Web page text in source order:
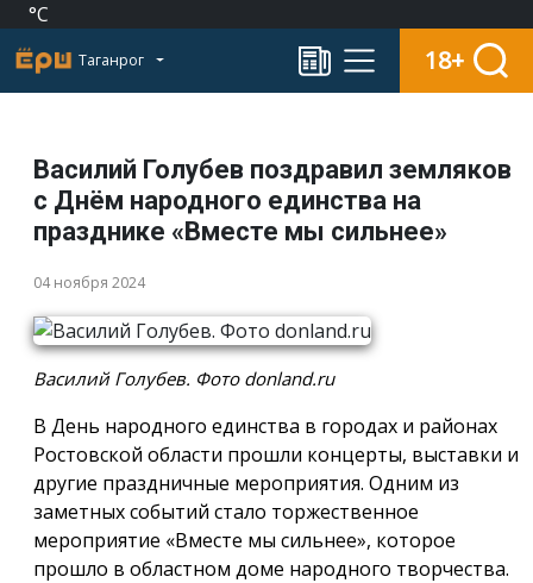
°C
Таганрог 18+
Василий Голубев поздравил земляков
с Днём народного единства на
празднике «Вместе мы сильнее»
04 ноября 2024
Василий Голубев. Фото donland.ru
В День народного единства в городах и районах
Ростовской области прошли концерты, выставки и
другие праздничные мероприятия. Одним из
заметных событий стало торжественное
мероприятие «Вместе мы сильнее», которое
прошло в областном доме народного творчества.